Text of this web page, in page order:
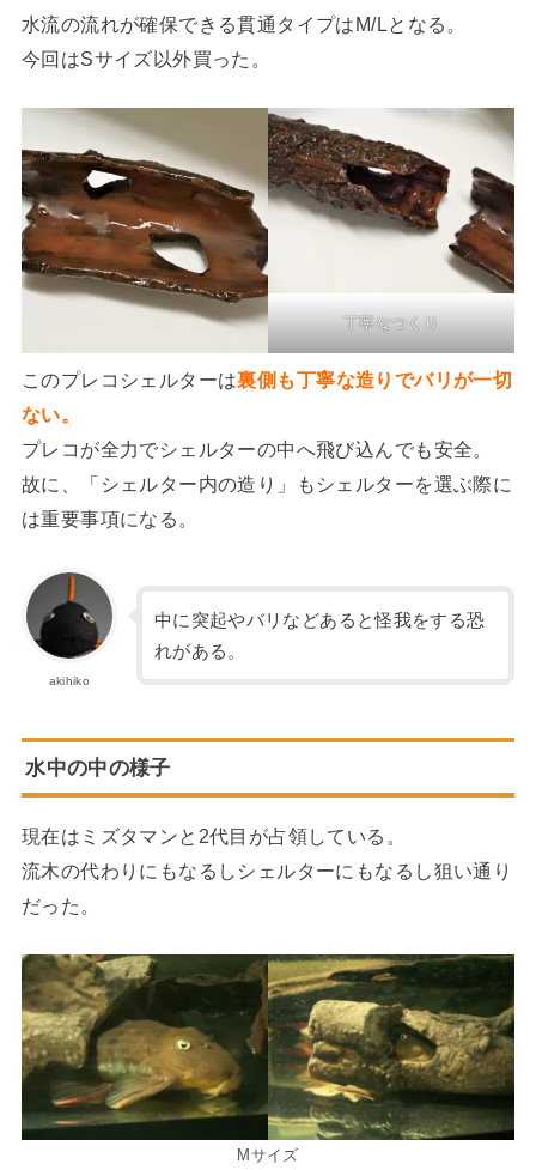
水流の流れが確保できる貫通タイプはM/Lとなる。
今回はSサイズ以外買った。
丁寧なつくり
このプレコシェルターは裏側も丁寧な造りでバリが一切
ない。
プレコが全力でシェルターの中へ飛び込んでも安全。
故に、「シェルター内の造り」もシェルターを選ぶ際に
は重要事項になる。
akihiko
中に突起やバリなどあると怪我をする恐
れがある。
水中の中の様子
現在はミズタマンと2代目が占領している。
流木の代わりにもなるしシェルターにもなるし狙い通り
だった。
Mサイズ